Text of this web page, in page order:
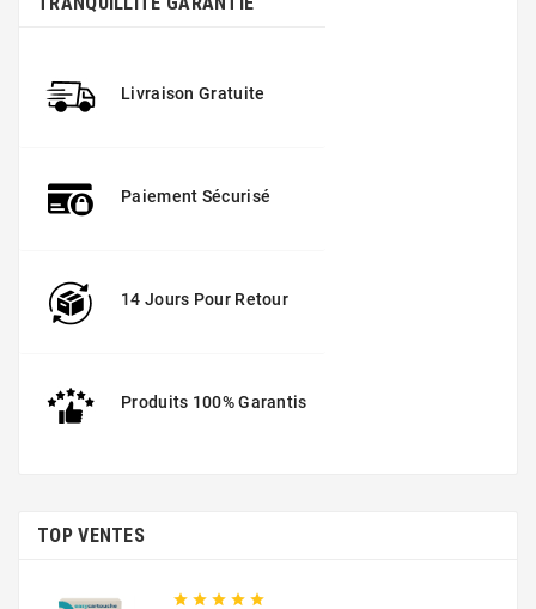
Livraison Gratuite
Paiement Sécurisé
14 Jours Pour Retour
Produits 100% Garantis
TOP VENTES
    